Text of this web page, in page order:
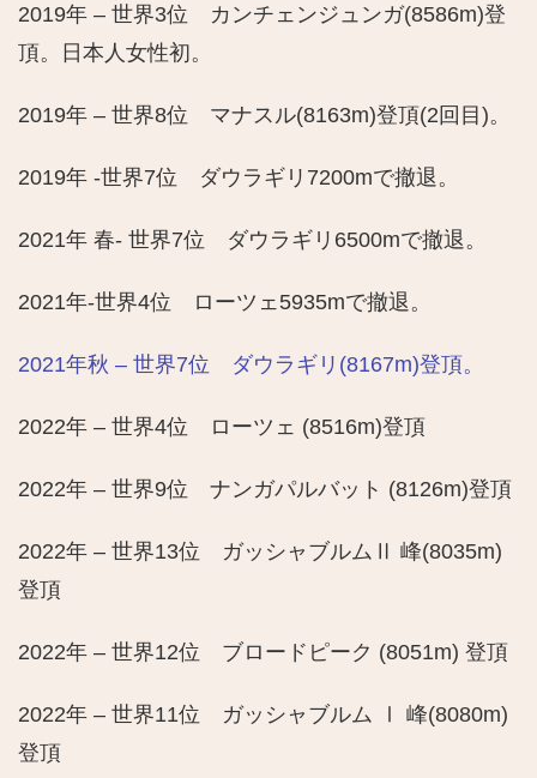
2019年 – 世界3位 カンチェンジュンガ(8586m)登
頂。日本人女性初。
2019年 – 世界8位 マナスル(8163m)登頂(2回目)。
2019年 -世界7位 ダウラギリ7200mで撤退。
2021年 春- 世界7位 ダウラギリ6500mで撤退。
2021年-世界4位 ローツェ5935mで撤退。
2021年秋 – 世界7位 ダウラギリ(8167m)登頂。
2022年 – 世界4位 ローツェ (8516m)登頂
2022年 – 世界9位 ナンガパルバット (8126m)登頂
2022年 – 世界13位 ガッシャブルムⅡ 峰(8035m)
登頂
2022年 – 世界12位 ブロードピーク (8051m) 登頂
2022年 – 世界11位 ガッシャブルム Ⅰ 峰(8080m)
登頂